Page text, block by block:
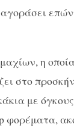
η
στο
με
φορέματα,